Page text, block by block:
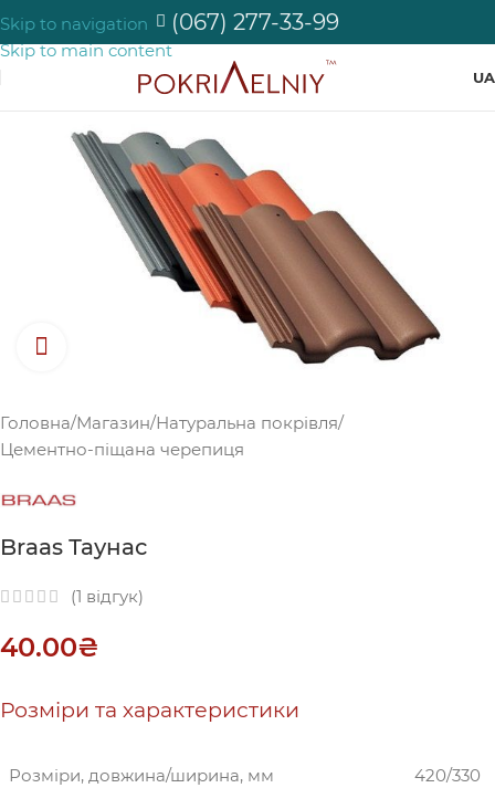
Skip to navigation
Skip to main content
(067) 277-33-99
UA
Натисніть, щоб збільшити зображення
Головна/Магазин/Натуральна покрівля/
Цементно-піщана черепиця
Braas Таунас
(1 відгук)
40.00₴
Розміри та характеристики
Розміри, довжина/ширина, мм 420/330